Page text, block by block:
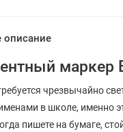
описание
маркер
чрезвычайно
в школе, именно
пишете на бумаге,